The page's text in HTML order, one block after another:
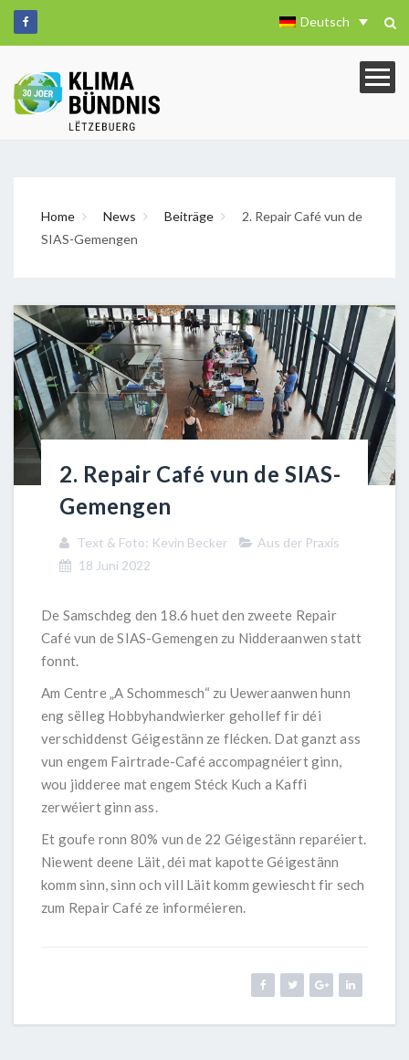
Deutsch
Home News Beiträge
2. Repair Café vun de
SIAS-Gemengen
2. Repair Café vun de SIAS-
Gemengen
Text & Foto: Kevin Becker
Aus der Praxis
18 Juni 2022
De Samschdeg den 18.6 huet den zweete Repair
Café vun de SIAS-Gemengen zu Nidderaanwen statt
fonnt.
Am Centre „A Schommesch“ zu Ueweraanwen hunn
eng sëlleg Hobbyhandwierker gehollef fir déi
verschiddenst Géigestänn ze flécken. Dat ganzt ass
vun engem Fairtrade-Café accompagnéiert ginn,
wou jidderee mat engem Stéck Kuch a Kaffi
zerwéiert ginn ass.
Et goufe ronn 80% vun de 22 Géigestänn reparéiert.
Niewent deene Läit, déi mat kapotte Géigestänn
komm sinn, sinn och vill Läit komm gewiescht fir sech
zum Repair Café ze informéieren.